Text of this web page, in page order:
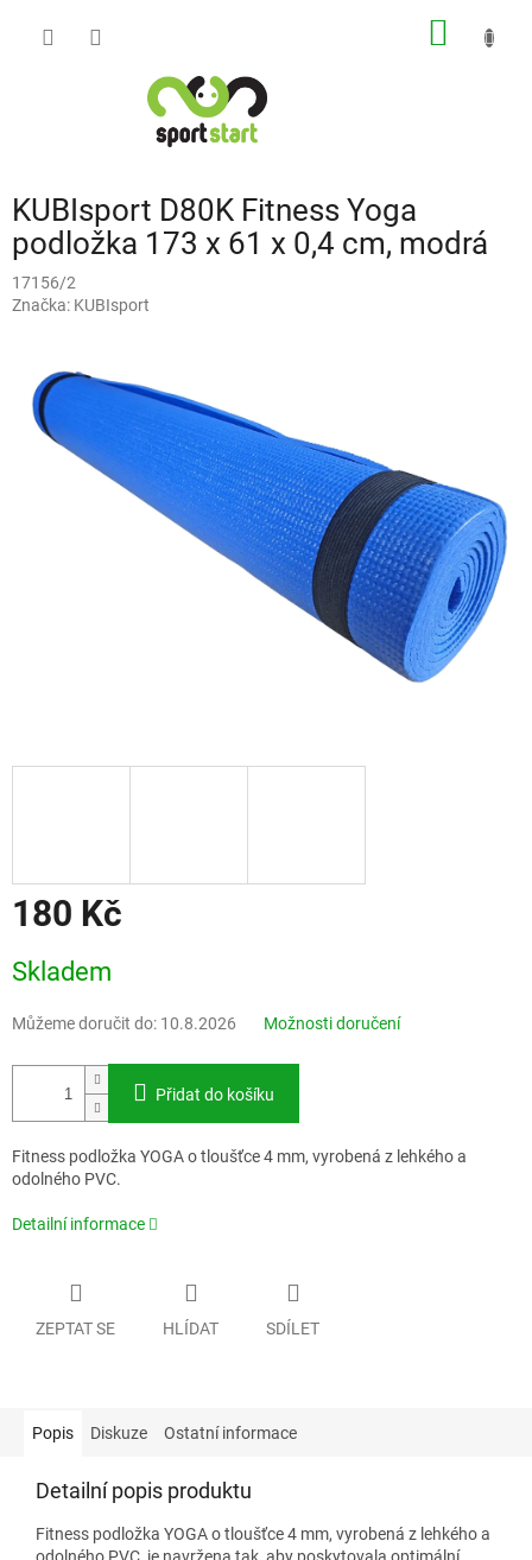
KUBIsport D80K Fitness Yoga
podložka 173 x 61 x 0,4 cm, modrá
17156/2
Značka: KUBIsport
180 Kč
cena:
Skladem
Můžeme doručit do: 10.8.2026 Možnosti doručení
Přidat do košíku
Fitness podložka YOGA o tloušťce 4 mm, vyrobená z lehkého a
odolného PVC.
Detailní informace
ZEPTAT SE HLÍDAT SDÍLET
Popis Diskuze Ostatní informace
Detailní popis produktu
Fitness podložka YOGA o tloušťce 4 mm, vyrobená z lehkého a